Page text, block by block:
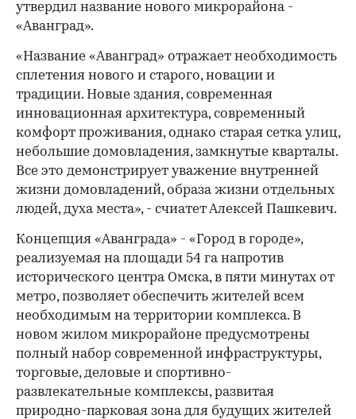
утвердил название нового микрорайона -
«Аванград».
«Название «Аванград» отражает необходимость
сплетения нового и старого, новации и
традиции. Новые здания, современная
инновационная архитектура, современный
комфорт проживания, однако старая сетка улиц,
небольшие домовладения, замкнутые кварталы.
Все это демонстрирует уважение внутренней
жизни домовладений, образа жизни отдельных
людей, духа места», - счиатет Алексей Пашкевич.
Концепция «Аванграда» - «Город в городе»,
реализуемая на площади 54 га напротив
исторического центра Омска, в пяти минутах от
метро, позволяет обеспечить жителей всем
необходимым на территории комплекса. В
новом жилом микрорайоне предусмотрены
полный набор современной инфраструктуры,
торговые, деловые и спортивно-
развлекательные комплексы, развитая
природно-парковая зона для будущих жителей